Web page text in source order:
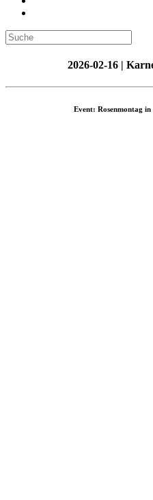
2026-02-16 |
Event: Rosenmontag